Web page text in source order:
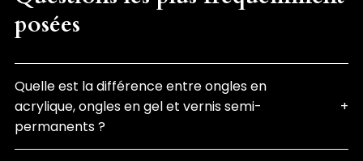
posées
Quelle est la différence entre ongles en
acrylique, ongles en gel et vernis semi-
permanents ?